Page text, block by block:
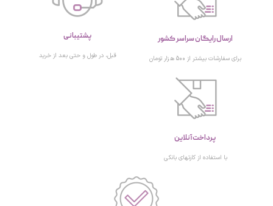
ارسال رایگان سراسر کشور
برای سفارشات بیشتر از 500 هزار تومان
پشتیبانی
قبل، در طول و حتی بعد از خرید
پرداخت آنلاین
با استفاده از کارتهای بانکی